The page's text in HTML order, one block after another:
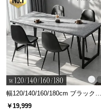
幅120/140/160/180cm ブラックフ
レーム ダイニング 大理石調 4人掛
￥19,999